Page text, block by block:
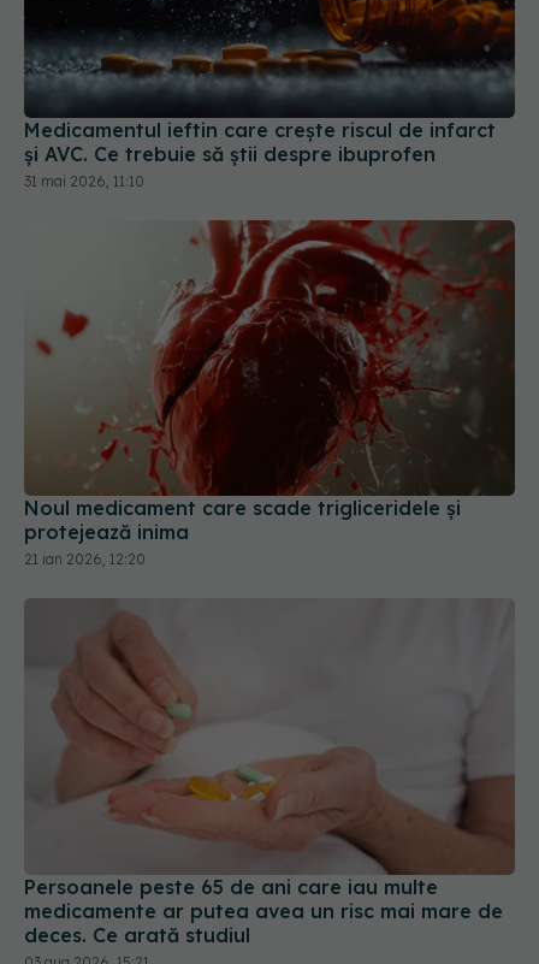
Medicamentul ieftin care crește riscul de infarct
și AVC. Ce trebuie să știi despre ibuprofen
31 mai 2026, 11:10
Noul medicament care scade trigliceridele și
protejează inima
21 ian 2026, 12:20
Persoanele peste 65 de ani care iau multe
medicamente ar putea avea un risc mai mare de
deces. Ce arată studiul